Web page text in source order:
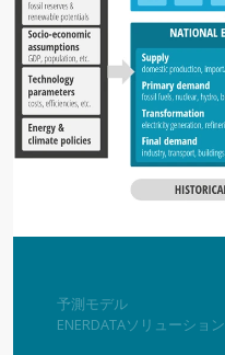
予測モデル
ENERDATAソリューション